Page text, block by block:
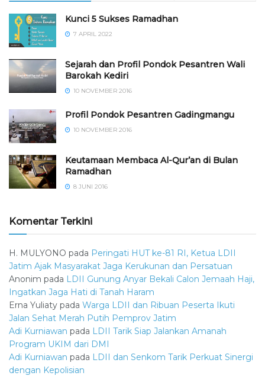
Kunci 5 Sukses Ramadhan
7 APRIL 2022
Sejarah dan Profil Pondok Pesantren Wali
Barokah Kediri
10 NOVEMBER 2016
⁠⁠⁠Profil Pondok Pesantren Gadingmangu
10 NOVEMBER 2016
Keutamaan Membaca Al-Qur’an di Bulan
Ramadhan
8 JUNI 2016
Komentar Terkini
H. MULYONO pada Peringati HUT ke-81 RI, Ketua LDII
Jatim Ajak Masyarakat Jaga Kerukunan dan Persatuan
Anonim pada LDII Gunung Anyar Bekali Calon Jemaah Haji,
Ingatkan Jaga Hati di Tanah Haram
Erna Yuliaty pada Warga LDII dan Ribuan Peserta Ikuti
Jalan Sehat Merah Putih Pemprov Jatim
Adi Kurniawan pada LDII Tarik Siap Jalankan Amanah
Program UKIM dari DMI
Adi Kurniawan pada LDII dan Senkom Tarik Perkuat Sinergi
dengan Kepolisian